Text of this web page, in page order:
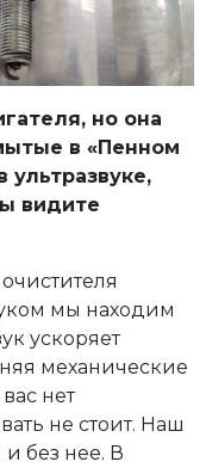
но она
в «Пенном
видите
мы находим
ускоряет
механические
нет
не стоит. Наш
и без нее. В